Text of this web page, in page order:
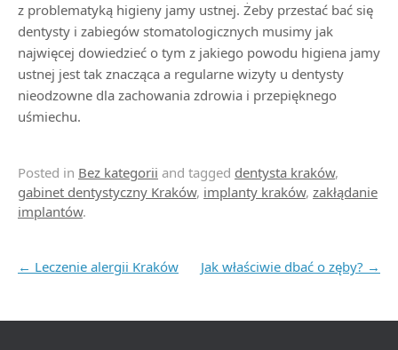
z problematyką higieny jamy ustnej. Żeby przestać bać się
dentysty i zabiegów stomatologicznych musimy jak
najwięcej dowiedzieć o tym z jakiego powodu higiena jamy
ustnej jest tak znacząca a regularne wizyty u dentysty
nieodzowne dla zachowania zdrowia i przepięknego
uśmiechu.
Posted in Bez kategorii and tagged dentysta kraków,
gabinet dentystyczny Kraków, implanty kraków, zakłądanie
implantów.
Post navigation
← Leczenie alergii Kraków Jak właściwie dbać o zęby? →